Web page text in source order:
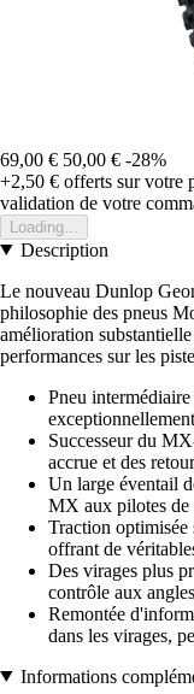
69,00 € 50,00 € -28%
+2,50 € offerts sur votre
validation de votre
Loading...
Description
Le nouveau Dunlop
philosophie des pneus
amélioration
performances sur les
Pneu
Successeur du
accrue et des
Un large éventail
MX aux pilotes
Traction optimisée
offrant de
Des virages plus
contrôle aux
Remontée
dans les virages,
Informations